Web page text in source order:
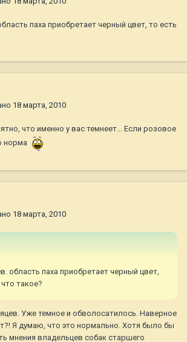
паха приобретает черный цвет, то есть
18 марта, 2010
что именно у вас темнеет... Если розовое
норма
18 марта, 2010
область паха приобретает черный цвет,
такое?
Уже темное и обволосатилось. Наверное
Я думаю, что это нормально. Хотя было бы
мнения владельцев собак старшего